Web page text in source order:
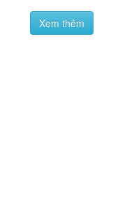
mk uống ở nhiều nơi rồi